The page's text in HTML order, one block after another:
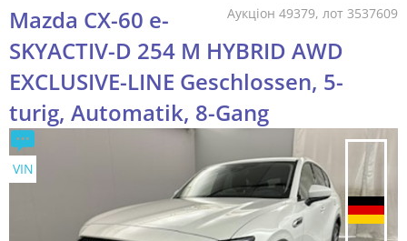
Аукціон 49379, лот 3537609
Mazda CX-60 e-
SKYACTIV-D 254 M HYBRID AWD
EXCLUSIVE-LINE Geschlossen, 5-
turig, Automatik, 8-Gang
VIN